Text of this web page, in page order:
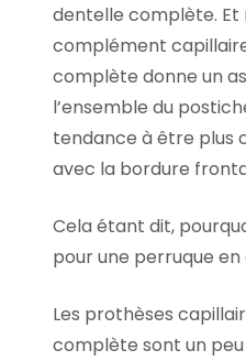
dentelle complète. Et
complément
complète donne un
l’ensemble du
tendance à être plus
avec la bordure
Cela étant dit,
pour une perruque
Les prothèses
complète sont un